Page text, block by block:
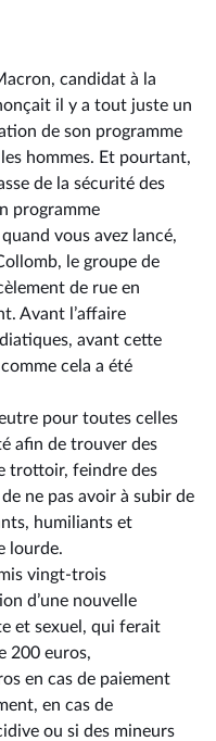
candidat à la
il y a tout juste un
de son programme
hommes. Et pourtant,
de la sécurité des
programme
vous avez lancé,
le groupe de
de rue en
Avant l’affaire
avant cette
cela a été
pour toutes celles
afin de trouver des
trottoir, feindre des
ne pas avoir à subir de
humiliants et
lourde.
vingt-trois
d’une nouvelle
et sexuel, qui ferait
200 euros,
en cas de paiement
en cas de
ou si des mineurs